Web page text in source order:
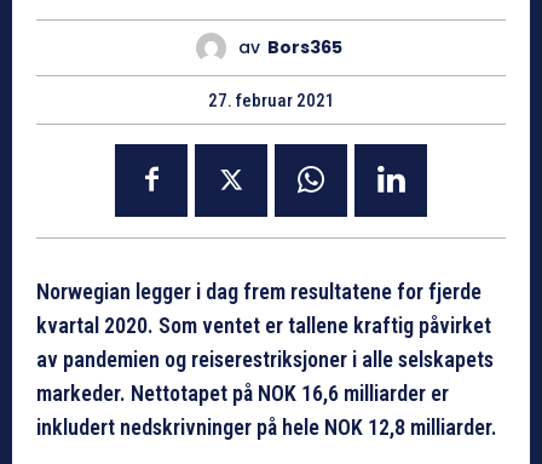
av Bors365
27. februar 2021
Norwegian legger i dag frem resultatene for fjerde
kvartal 2020. Som ventet er tallene kraftig påvirket
av pandemien og reiserestriksjoner i alle selskapets
markeder. Nettotapet på NOK 16,6 milliarder er
inkludert nedskrivninger på hele NOK 12,8 milliarder.